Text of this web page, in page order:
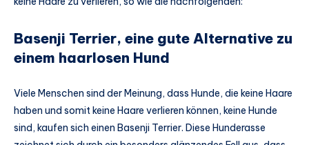
Basenji Terrier, eine gute Alternative zu
einem haarlosen Hund
Viele Menschen sind der Meinung, dass Hunde, die keine Haare
haben und somit keine Haare verlieren können, keine Hunde
sind, kaufen sich einen Basenji Terrier. Diese Hunderasse